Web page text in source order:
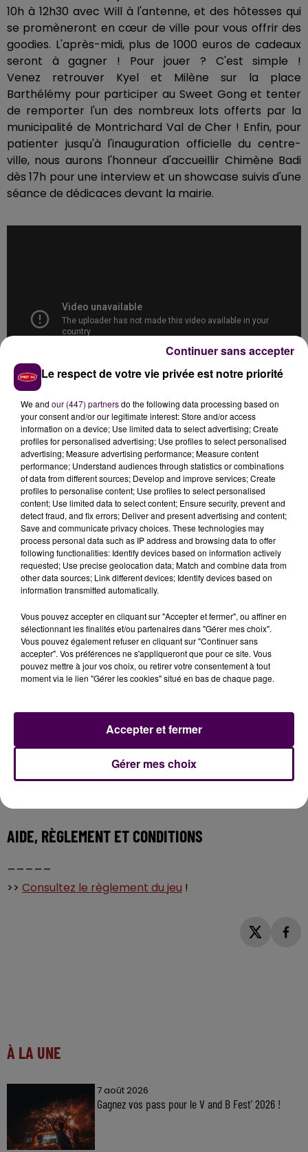
10h à 12h30 avec Will à l'antenne, et des hôtesses qui
se promèneront en cœur de ville pour vous offrir des
goodies. L'après-midi, plus de 1000 euros de cadeaux
seront à gagner ! Pour jouer ? C'est simple !
Venez retrouver Kyel et Milène sur la place
Barthélémy pour participer au Sweet Gong et tenter
de remporter l'un des nombreux lots offerts par la
municipalité de Montrichard Val de Cher ! Enfin, pour
patienter jusqu'à l'inauguration officielle du centre-
ville, nous aurons l'honneur d'accueillir Chimène Badi
dès 17h pour une interview et un showcase suivis d'une
séance de dédicaces devant la mairie.
L'inauguration officielle se tiendra à 18h30 sur le Parvis
de la Mairie en présence de nombreuses
personnalités !
Et pour conclure cette journée exceptionnelle, la
commune de Montrichard Val de Cher vous propose
un grand show avec JB TATTOO à partir de 20h30 !
Pour consulter le site internet de Montrichard Val de
Cher,cliquez ici!
Pour consulter la page Facebook de JB TATOO,
cliquez ici!
Pour consulter le site internet de Chimène Badi,
cliquez ici!
POUR JOUER...
Jeu valable le samedi 29 juin 2019 de 14h30 à 17h.
Rendez-vous sur le stand Sweet FM dans le centre-
AIDE, RÈGLEMENT ET CONDITIONS
>> Consultez le règlement du jeu !
À LA UNE
7 août 2026
Gagnez vos pass pour le V and B Fest' 2026 !
Le respect de votre vie privée est notre priorité
We and our (447) partnersdo the following data processing based on
your consent and/or our legitimate interest: Store and/or access
information on a device; Use limited data to select advertising; Create
profiles for personalised advertising; Use profiles to select personalised
advertising; Measure advertising performance; Measure content
performance; Understand audiences through statistics or combinations
of data from different sources; Develop and improve services; Create
profiles to personalise content; Use profiles to select personalised
content; Use limited data to select content; Ensure security, prevent and
detect fraud, and fix errors; Deliver and present advertising and content;
Save and communicate privacy choices. These technologies may
process personal data such as IP address and browsing data to offer
following functionalities: Identify devices based on information actively
requested; Use precise geolocation data; Match and combine data from
other data sources; Link different devices; Identify devices based on
information transmitted automatically.
Vous pouvez accepter en cliquant sur "Accepter et fermer", ou affiner en
sélectionnant les finalités et/ou partenaires dans "Gérer mes choix".
Vous pouvez également refuser en cliquant sur "Continuer sans
accepter". Vos préférences ne s'appliqueront que pour ce site. Vous
pouvez mettre à jour vos choix, ou retirer votre consentement à tout
moment via le lien "Gérer les cookies" situé en bas de chaque page.
Gérer mes choix
Accepter et fermer
Continuer sans accepter